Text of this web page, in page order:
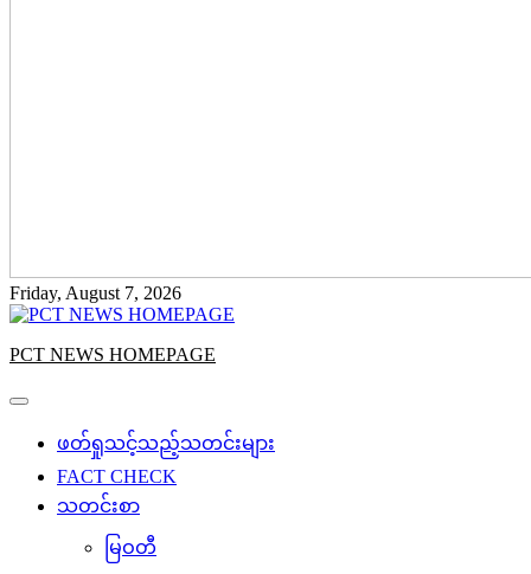
Friday, August 7, 2026
PCT NEWS HOMEPAGE
ဖတ်ရှုသင့်သည့်သတင်းများ
FACT CHECK
သတင်းစာ
မြဝတီ